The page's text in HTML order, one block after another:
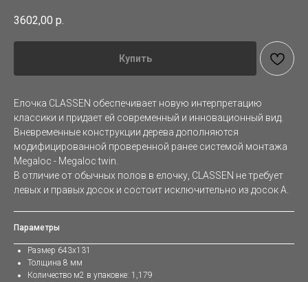
3602,00 р.
Купить
Елочка CLASSEN обеспечивает новую интерпретацию
классики и придает ей современный и инновационный вид.
Вневременные конструкции дерева дополняются
модифицированной проверенной ранее системой монтажа
Мegaloc - Мegaloc twin.
В отличие от обычных полов в елочку, CLASSEN не требует
левых и правых досок и состоит исключительно из досок A.
Параметры
Размер 643x131
Толщина 8 мм
Количество м2 в упаковке: 1,179